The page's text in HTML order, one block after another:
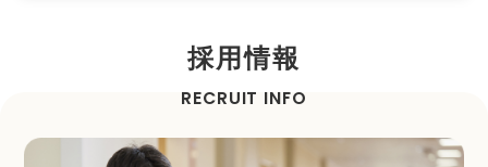
採用情報
RECRUIT INFO